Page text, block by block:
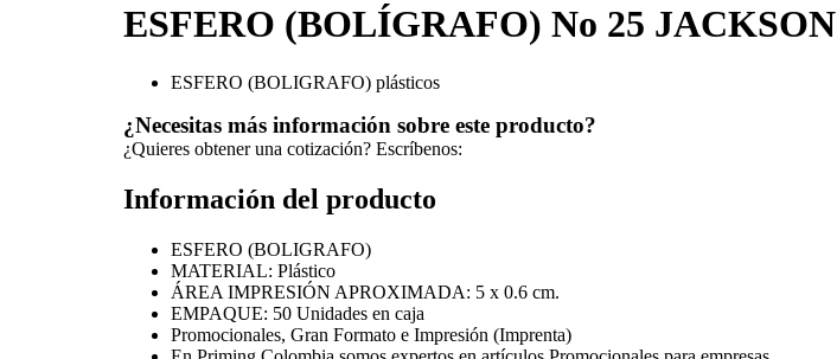
ESFERO (BOLÍGRAFO) No 25 JACKSON
ESFERO (BOLIGRAFO) plásticos
¿Necesitas más información sobre este producto?
¿Quieres obtener una cotización? Escríbenos:
Información del producto
ESFERO (BOLIGRAFO)
MATERIAL: Plástico
ÁREA IMPRESIÓN APROXIMADA: 5 x 0.6 cm.
EMPAQUE: 50 Unidades en caja
Promocionales, Gran Formato e Impresión (Imprenta)